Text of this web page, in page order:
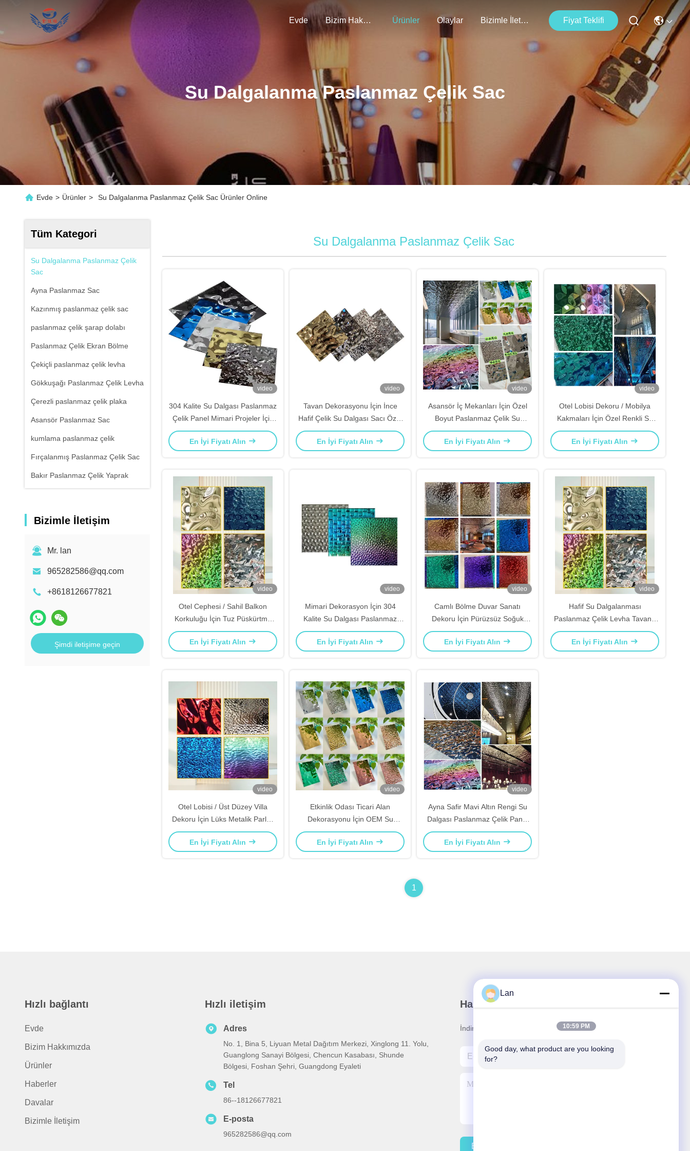
Evde Bizim Hakkımızda Ürünler Olaylar Bizimle İletişim Fiyat Teklifi
Su Dalgalanma Paslanmaz Çelik Sac
Evde > Ürünler > Su Dalgalanma Paslanmaz Çelik Sac Ürünler Online
Tüm Kategori
Su Dalgalanma Paslanmaz Çelik
Sac
Ayna Paslanmaz Sac
Kazınmış paslanmaz çelik sac
paslanmaz çelik şarap dolabı
Paslanmaz Çelik Ekran Bölme
Çekiçli paslanmaz çelik levha
Gökkuşağı Paslanmaz Çelik Levha
Çerezli paslanmaz çelik plaka
Asansör Paslanmaz Sac
kumlama paslanmaz çelik
Fırçalanmış Paslanmaz Çelik Sac
Bakır Paslanmaz Çelik Yaprak
Bizimle İletişim
Mr. lan
965282586@qq.com
+8618126677821
Şimdi iletişime geçin
Su Dalgalanma Paslanmaz Çelik Sac
video
304 Kalite Su Dalgası Paslanmaz
Çelik Panel Mimari Projeler İçin
Paslanmaz
En İyi Fiyatı Alın
video
Tavan Dekorasyonu İçin İnce
Hafif Çelik Su Dalgası Sacı Özel
Uzunluk
En İyi Fiyatı Alın
video
Asansör İç Mekanları İçin Özel
Boyut Paslanmaz Çelik Su
Dalgalanma Sacı Fırçalanmış
Yüzey
En İyi Fiyatı Alın
video
Otel Lobisi Dekoru / Mobilya
Kakmaları İçin Özel Renkli Su
Dalgalanması Paslanmaz Çelik
Levha
En İyi Fiyatı Alın
video
Otel Cephesi / Sahil Balkon
Korkuluğu İçin Tuz Püskürtme
Korumalı 304 Su Dalgalanma
Desenli Çelik Levha
En İyi Fiyatı Alın
video
Mimari Dekorasyon İçin 304
Kalite Su Dalgası Paslanmaz
Çelik Panel Ölçüye Göre Kesim
En İyi Fiyatı Alın
video
Camlı Bölme Duvar Sanatı
Dekoru İçin Pürüzsüz Soğuk
Haddelenmiş Su Dalgalanma
Paslanmaz Çelik Levha
En İyi Fiyatı Alın
video
Hafif Su Dalgalanması
Paslanmaz Çelik Levha Tavan /
Duvar Dekorasyonu İçin Kolay
Kurulum
En İyi Fiyatı Alın
video
Otel Lobisi / Üst Düzey Villa
Dekoru İçin Lüks Metalik Parlak
Su Dalgalanma Çelik Levha
En İyi Fiyatı Alın
video
Etkinlik Odası Ticari Alan
Dekorasyonu İçin OEM Su
Dalgalanması Paslanmaz Çelik
Levha
En İyi Fiyatı Alın
video
Ayna Safir Mavi Altın Rengi Su
Dalgası Paslanmaz Çelik Panel
0.3mm Kalınlık
En İyi Fiyatı Alın
1
Hızlı bağlantı
Evde
Bizim Hakkımızda
Ürünler
Haberler
Davalar
Bizimle İletişim
Hızlı iletişim
Adres
No. 1, Bina 5, Liyuan Metal Dağıtım Merkezi, Xinglong 11. Yolu,
Guanglong Sanayi Bölgesi, Chencun Kasabası, Shunde
Bölgesi, Foshan Şehri, Guangdong Eyaleti
Tel
86--18126677821
E-posta
965282586@qq.com
Haber Bültenimiz
İndirimler ve daha fazlası için bültenimize abone olun.
Bizimle İletişim
Lan
10:59 PM
Good day, what product are you looking
for?